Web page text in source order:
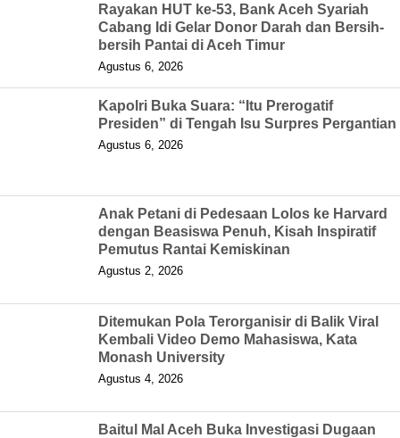
Rayakan HUT ke-53, Bank Aceh Syariah
Cabang Idi Gelar Donor Darah dan Bersih-
bersih Pantai di Aceh Timur
Agustus 6, 2026
Kapolri Buka Suara: “Itu Prerogatif
Presiden” di Tengah Isu Surpres Pergantian
Agustus 6, 2026
Anak Petani di Pedesaan Lolos ke Harvard
dengan Beasiswa Penuh, Kisah Inspiratif
Pemutus Rantai Kemiskinan
Agustus 2, 2026
Ditemukan Pola Terorganisir di Balik Viral
Kembali Video Demo Mahasiswa, Kata
Monash University
Agustus 4, 2026
Baitul Mal Aceh Buka Investigasi Dugaan